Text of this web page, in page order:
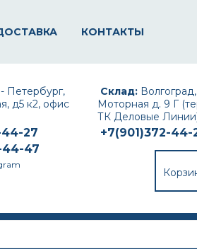
КОНТАКТЫ
Склад:
Моторная д. 9 Г
ТК Деловые
+7(901)372-44-
Петербург,
д5 к2, офис
44-27
44-47